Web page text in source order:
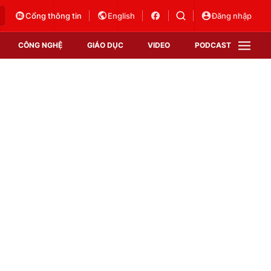
Cổng thông tin English Đăng nhập
CÔNG NGHỆ GIÁO DỤC VIDEO PODCAST